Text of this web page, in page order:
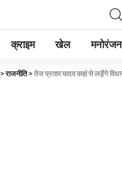
क्राइम खेल मनोरंजन
>राजनीति>तेज प्रताप यादव कहां से लड़ेंगे विधानसभा